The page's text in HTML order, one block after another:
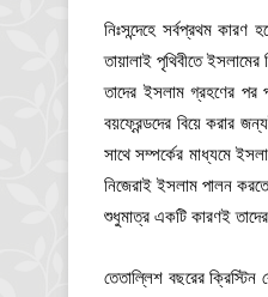
নিঃসন্দেহে সর্বপ্রথম
তায়ালাই পৃথিবীতে
তাদের ইসলাম গ্রহণের পর
বয়ফ্রেন্ডদের বিয়ে করার
সাথে সম্পর্কের মাধ্যমে
নিজেরাই ইসলাম পালন
শুধুমাত্র একটি কারণই
তেতাল্লিশ বছরের ক্রিস্টিন